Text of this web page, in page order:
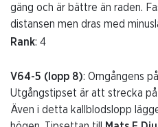
gäng och är bättre än raden.
distansen men dras med
Rank: 4
V64-5 (lopp 8): Omgångens
Utgångstipset är att strecka
Även i detta kallblodslopp